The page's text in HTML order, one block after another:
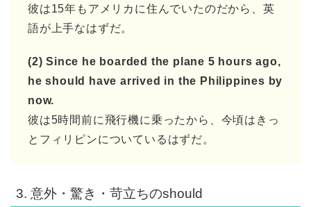
彼は15年もアメリカに住んでいたのだから、英
語が上手なはずだ。
(2) Since he boarded the plane 5 hours ago,
he should have arrived in the Philippines by
now.
彼は5時間前に飛行機に乗ったから、今頃はきっ
とフィリピンについているはずだ。
3. 意外・驚き・苛立ちのshould